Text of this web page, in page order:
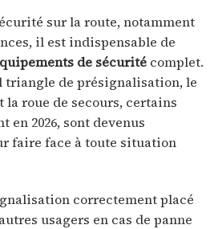
sur la route, notamment
il est indispensable de
de sécurité complet.
de présignalisation, le
roue de secours, certains
en 2026, sont devenus
faire face à toute situation
correctement placé
usagers en cas de panne